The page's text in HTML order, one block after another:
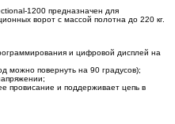
1200 преднaзначен для
ворот с массой полотна до 220 кг.
и цифровой дисплей на
можно повернуть на 90 градусов);
провисание и поддерживает цепь в